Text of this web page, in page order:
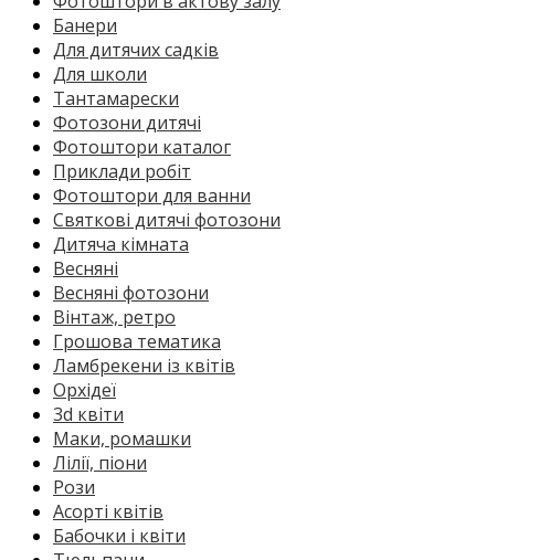
Банери
Для дитячих садків
Для школи
Тантамарески
Фотозони дитячі
Фотоштори каталог
Приклади робіт
Фотоштори для ванни
Святкові дитячі фотозони
Дитяча кімната
Весняні
Весняні фотозони
Вінтаж, ретро
Грошова тематика
Ламбрекени із квітів
Орхідеї
3d квіти
Маки, ромашки
Лілії, піони
Рози
Асорті квітів
Бабочки і квіти